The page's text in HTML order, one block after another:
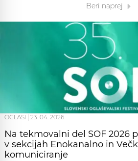
Beri naprej
OGLASI 23. 04. 2026
Na tekmovalni del SOF 2026
v sekcijah Enokanalno in
komuniciranje